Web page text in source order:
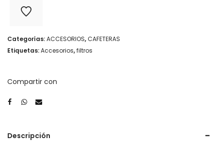
Aeropress
100
cantidad
Categorías:ACCESORIOS,CAFETERAS
Etiquetas:Accesorios,filtros
Compartir con
Descripción